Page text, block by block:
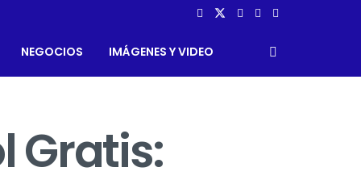
NEGOCIOS IMÁGENES Y VIDEO
Gratis: